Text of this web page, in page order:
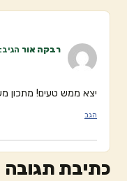
רבקה אור הגיב:
יצא ממש טעים! מתכון
הגב
כתיבת תגובה